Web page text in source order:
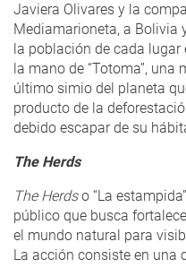
Javiera Olivares y la
Mediamarioneta, a Bolivia
la población de cada
la mano de “Totoma”, una
último simio del planeta
producto de la
debido escapar de su
The Herds
The Herdso “La
público que busca
el mundo natural para
La acción consiste en una